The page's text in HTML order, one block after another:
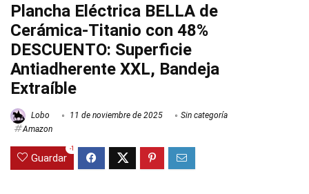
Plancha Eléctrica BELLA de
Cerámica-Titanio con 48%
DESCUENTO: Superficie
Antiadherente XXL, Bandeja
Extraíble
Lobo 11 de noviembre de 2025
Sin categoría
Amazon
Guardar
-1